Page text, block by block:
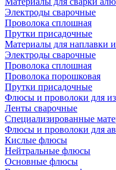
Электроды сварочные
Проволока сплошная
Прутки присадочные
Материалы для наплавки
Электроды сварочные
Проволока сплошная
Проволока порошковая
Прутки присадочные
Флюсы и проволоки для
Ленты сварочные
Специализированные
Флюсы и проволоки для
Кислые флюсы
Нейтральные флюсы
Основные флюсы